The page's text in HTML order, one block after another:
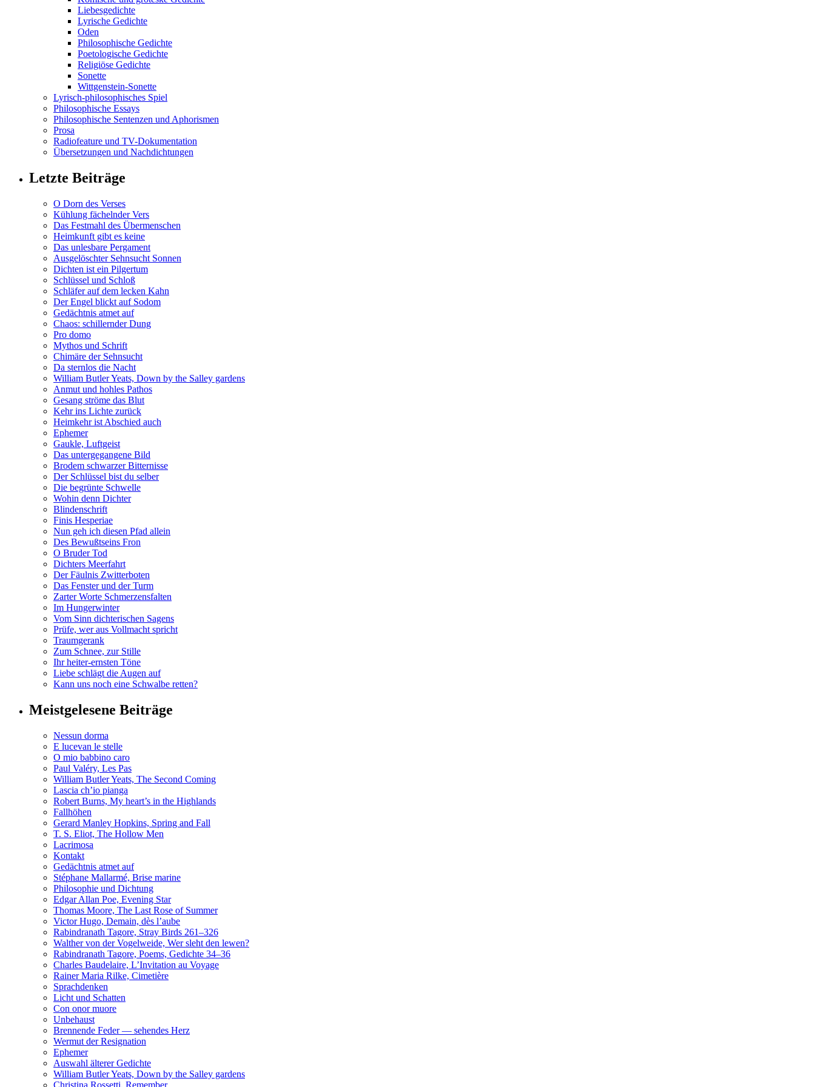
Liebesgedichte
Lyrische Gedichte
Oden
Philosophische Gedichte
Poetologische Gedichte
Religiöse Gedichte
Sonette
Wittgenstein-Sonette
Lyrisch-philosophisches Spiel
Philosophische Essays
Philosophische Sentenzen und Aphorismen
Prosa
Radiofeature und TV-Dokumentation
Übersetzungen und Nachdichtungen
Letzte Beiträge
O Dorn des Verses
Kühlung fächelnder Vers
Das Festmahl des Übermenschen
Heimkunft gibt es keine
Das unlesbare Pergament
Ausgelöschter Sehnsucht Sonnen
Dichten ist ein Pilgertum
Schlüssel und Schloß
Schläfer auf dem lecken Kahn
Der Engel blickt auf Sodom
Gedächtnis atmet auf
Chaos: schillernder Dung
Pro domo
Mythos und Schrift
Chimäre der Sehnsucht
Da sternlos die Nacht
William Butler Yeats, Down by the Salley gardens
Anmut und hohles Pathos
Gesang ströme das Blut
Kehr ins Lichte zurück
Heimkehr ist Abschied auch
Ephemer
Gaukle, Luftgeist
Das untergegangene Bild
Brodem schwarzer Bitternisse
Der Schlüssel bist du selber
Die begrünte Schwelle
Wohin denn Dichter
Blindenschrift
Finis Hesperiae
Nun geh ich diesen Pfad allein
Des Bewußtseins Fron
O Bruder Tod
Dichters Meerfahrt
Der Fäulnis Zwitterboten
Das Fenster und der Turm
Zarter Worte Schmerzensfalten
Im Hungerwinter
Vom Sinn dichterischen Sagens
Prüfe, wer aus Vollmacht spricht
Traumgerank
Zum Schnee, zur Stille
Ihr heiter-ernsten Töne
Liebe schlägt die Augen auf
Kann uns noch eine Schwalbe retten?
Meistgelesene Beiträge
Nessun dorma
E lucevan le stelle
O mio babbino caro
Paul Valéry, Les Pas
William Butler Yeats, The Second Coming
Lascia ch’io pianga
Robert Burns, My heart’s in the Highlands
Fallhöhen
Gerard Manley Hopkins, Spring and Fall
T. S. Eliot, The Hollow Men
Lacrimosa
Kontakt
Gedächtnis atmet auf
Stéphane Mallarmé, Brise marine
Philosophie und Dichtung
Edgar Allan Poe, Evening Star
Thomas Moore, The Last Rose of Summer
Victor Hugo, Demain, dès l’aube
Rabindranath Tagore, Stray Birds 261–326
Walther von der Vogelweide, Wer sleht den lewen?
Rabindranath Tagore, Poems, Gedichte 34–36
Charles Baudelaire, L’Invitation au Voyage
Rainer Maria Rilke, Cimetière
Sprachdenken
Licht und Schatten
Con onor muore
Unbehaust
Brennende Feder — sehendes Herz
Wermut der Resignation
Ephemer
Auswahl älterer Gedichte
William Butler Yeats, Down by the Salley gardens
Christina Rossetti, Remember